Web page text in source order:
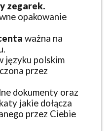
zegarek.
opakowanie
ważna na
języku polskim
przez
dokumenty oraz
jakie dołącza
przez Ciebie